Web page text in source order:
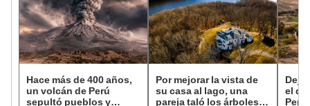
Hace más de 400 años,
un volcán de Perú
sepultó pueblos y
Por mejorar la vista de
su casa al lago, una
pareja taló los árboles
Dejó
el